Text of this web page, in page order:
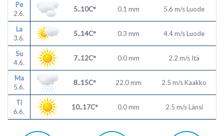
Pe
2.6.
5..10C° 0.1 mm 5.6 m/s Luode
La
3.6.
5..14C° 0.3 mm 4.4 m/s Luode
Su
4.6.
7..12C° 0.0 mm 2.2 m/s Itä
Ma
5.6.
8..15C° 22.0 mm 2.5 m/s Kaakko
Ti
6.6.
10..17C° 0.0 mm 2.5 m/s Länsi